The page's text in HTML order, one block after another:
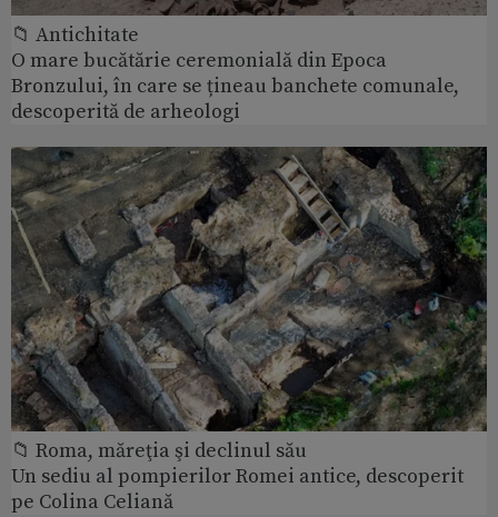
📁 Antichitate
O mare bucătărie ceremonială din Epoca
Bronzului, în care se țineau banchete comunale,
descoperită de arheologi
📁 Roma, măreţia şi declinul său
Un sediu al pompierilor Romei antice, descoperit
pe Colina Celiană